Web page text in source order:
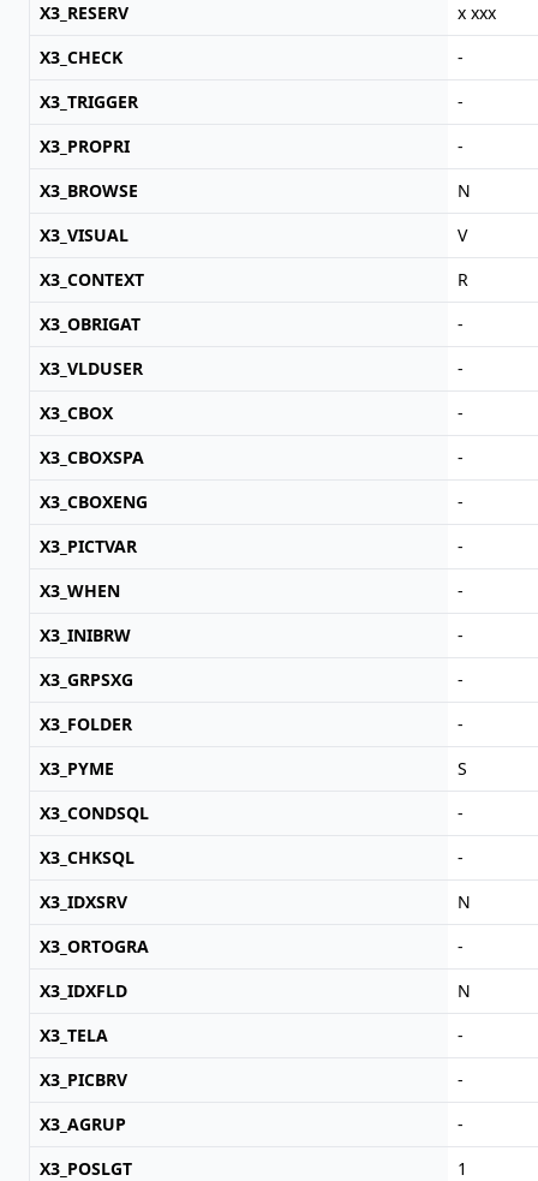
X3_RESERV
x xxx
X3_CHECK
-
X3_TRIGGER
-
X3_PROPRI
-
X3_BROWSE
N
X3_VISUAL
V
X3_CONTEXT
R
X3_OBRIGAT
-
X3_VLDUSER
-
X3_CBOX
-
X3_CBOXSPA
-
X3_CBOXENG
-
X3_PICTVAR
-
X3_WHEN
-
X3_INIBRW
-
X3_GRPSXG
-
X3_FOLDER
-
X3_PYME
S
X3_CONDSQL
-
X3_CHKSQL
-
X3_IDXSRV
N
X3_ORTOGRA
-
X3_IDXFLD
N
X3_TELA
-
X3_PICBRV
-
X3_AGRUP
-
X3_POSLGT
1